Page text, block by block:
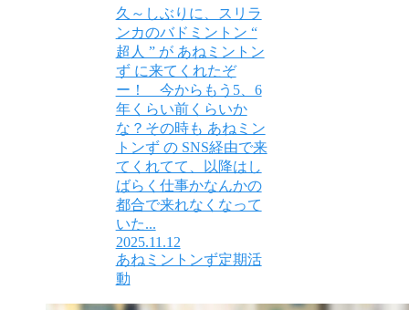
久～しぶりに、スリラ
ンカのバドミントン “
超人 ” が あねミントン
ず に来てくれたぞ
ー！ 今からもう5、6
年くらい前くらいか
な？その時も あねミン
トンず の SNS経由で来
てくれてて、以降はし
ばらく仕事かなんかの
都合で来れなくなって
いた...
2025.11.12
あねミントンず定期活
動